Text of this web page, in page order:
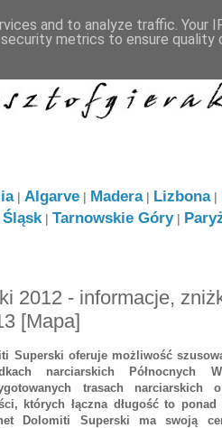
| Algarve| Madera| Lizbona|
Śląsk | Tarnowskie Góry|
2012 - informacje,
[Mapa]
Superski oferuje możliwość
narciarskich Północnych
trasach narciarskich
których łączna długość to ponad
Dolomiti Superski ma swoją
and to analyze traffic. Your
metrics to ensure quality